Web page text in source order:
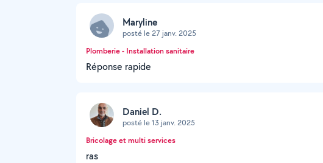
Maryline
posté le 27 janv. 2025
Plomberie - Installation sanitaire
Réponse rapide
Daniel D.
posté le 13 janv. 2025
Bricolage et multi services
ras